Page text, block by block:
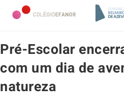
Pré-Escolar
com um dia de
natureza